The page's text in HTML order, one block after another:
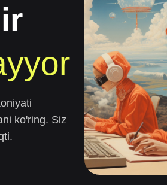
ko'ring. Siz